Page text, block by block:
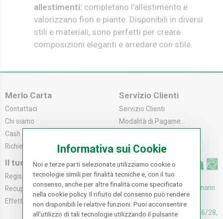
allestimenti: completano l’allestimento e
valorizzano fiori e piante. Disponibili in diversi
stili e materiali, sono perfetti per creare
composizioni eleganti e arredare con stile.
Merlo Carta
Contattaci
Chi siamo
Cash & Carry
Richiedi catalogo
Servizio Clienti
Servizio Clienti
Modalità di Pagame...
Resi e Recessi
Il tuo Account
Registrati
Recupera la Passwo...
Effettua un Reso
UFFICI: V. Senna 44/46, Osmann
oro Sesto F.no (FI)
CASH & CARRY: V. Senna 26/28,
Informativa sui Cookie
Noi e terze parti selezionate utilizziamo cookie o
tecnologie simili per finalità tecniche e, con il tuo
consenso, anche per altre finalità come specificato
nella cookie policy. Il rifiuto del consenso può rendere
non disponibili le relative funzioni. Puoi acconsentire
all’utilizzo di tali tecnologie utilizzando il pulsante